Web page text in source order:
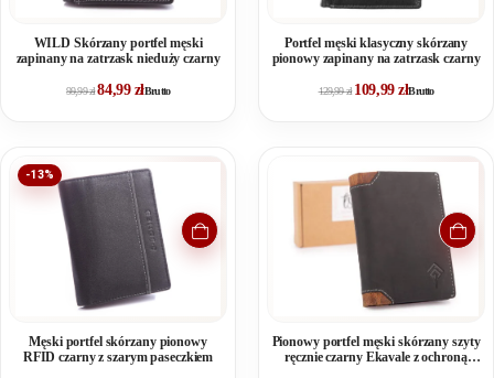
WILD Skórzany portfel męski
zapinany na zatrzask nieduży czarny
99,99zł84,99 złBrutto
Portfel męski klasyczny skórzany
pionowy zapinany na zatrzask czarny
129,99zł 109,99złBrutto
-13%
Męski portfel skórzany pionowy
RFID czarny z szarym paseczkiem
Pionowy portfel męski skórzany szyty
ręcznie czarny Ekavale z ochroną